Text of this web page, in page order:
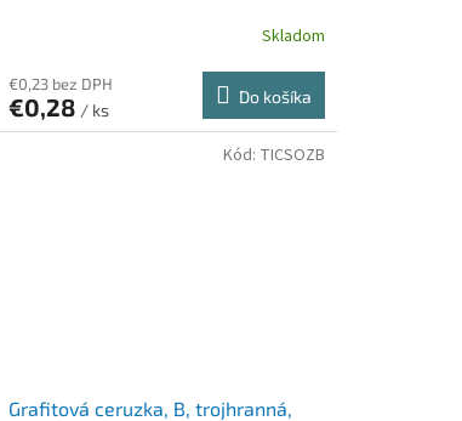
Skladom
€0,23 bez DPH
€0,28 / ks
Do košíka
Grafitová ceruzka, B, trojhranná,
Kód: TICSOZB